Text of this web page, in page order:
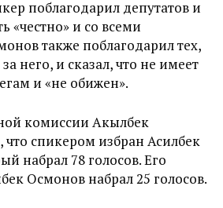
поблагодарил депутатов и
«честно» и со всеми
также поблагодарил тех,
него, и сказал, что не имеет
и «не обижен».
комиссии Акылбек
спикером избран Асилбек
набрал 78 голосов. Его
Осмонов набрал 25 голосов.